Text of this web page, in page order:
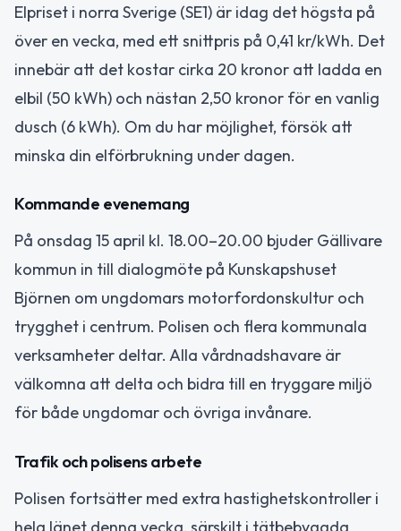
Elpriset i norra Sverige (SE1) är idag det högsta på
över en vecka, med ett snittpris på 0,41 kr/kWh. Det
innebär att det kostar cirka 20 kronor att ladda en
elbil (50 kWh) och nästan 2,50 kronor för en vanlig
dusch (6 kWh). Om du har möjlighet, försök att
minska din elförbrukning under dagen.
Kommande evenemang
På onsdag 15 april kl. 18.00–20.00 bjuder Gällivare
kommun in till dialogmöte på Kunskapshuset
Björnen om ungdomars motorfordonskultur och
trygghet i centrum. Polisen och flera kommunala
verksamheter deltar. Alla vårdnadshavare är
välkomna att delta och bidra till en tryggare miljö
för både ungdomar och övriga invånare.
Trafik och polisens arbete
Polisen fortsätter med extra hastighetskontroller i
hela länet denna vecka, särskilt i tätbebyggda